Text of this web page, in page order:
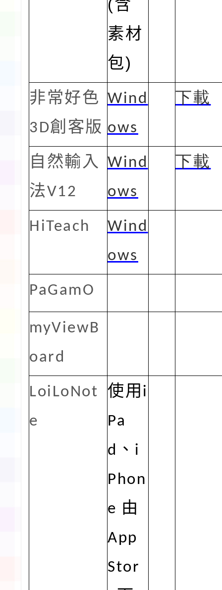
(含
素材
包)
非常好色
3D創客版
Wind
ows
下載
自然輸入
法V12
Wind
ows
下載
HiTeach
Wind
ows
PaGamO
myViewB
oard
LoiLoNot
e
使用 i
Pa
d 、 i
Phon
e 由
App
Stor